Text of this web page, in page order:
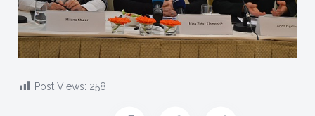
Post Views: 258